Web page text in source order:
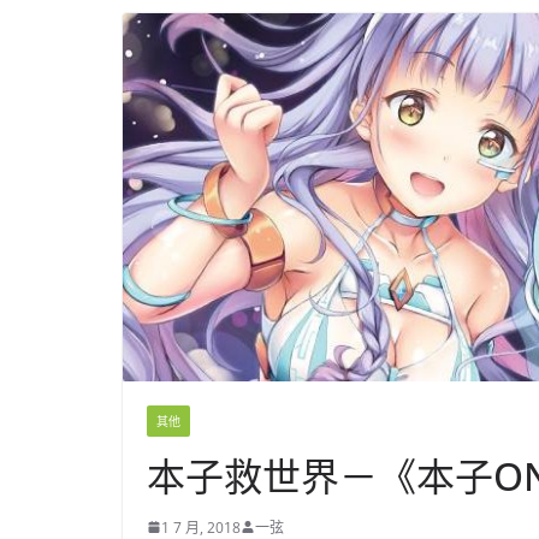
其他
本子救世界－《本子
1 7 月, 2018 一弦